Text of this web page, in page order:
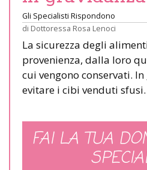
Gli Specialisti Rispondono
di Dottoressa Rosa Lenoci
La sicurezza degli
provenienza, dalla loro
cui vengono conservati.
evitare i cibi venduti sfusi.
FAI LA TUA